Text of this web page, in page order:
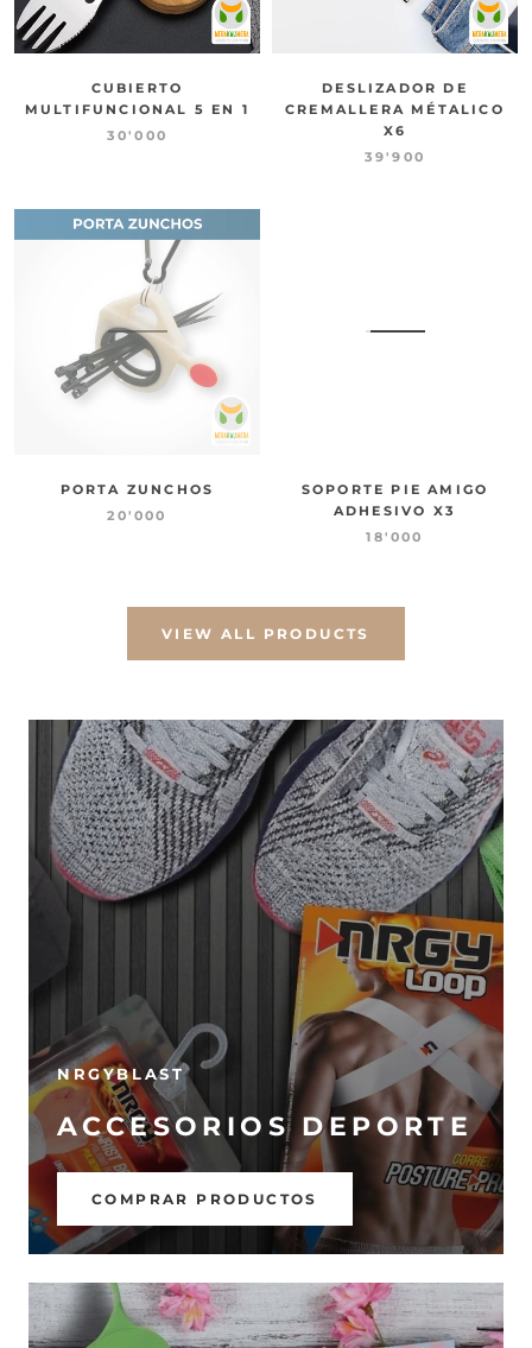
CUBIERTO
MULTIFUNCIONAL 5 EN 1
30'000
DESLIZADOR DE
CREMALLERA MÉTALICO
X6
39'900
PORTA ZUNCHOS
20'000
SOPORTE PIE AMIGO
ADHESIVO X3
18'000
VIEW ALL PRODUCTS
NRGYBLAST
ACCESORIOS DEPORTE
COMPRAR PRODUCTOS